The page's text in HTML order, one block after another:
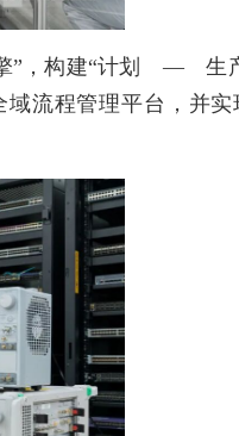
擎”，构建“计划 —
流程管理平台，并